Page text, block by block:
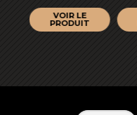
VOIR LE
PRODUIT